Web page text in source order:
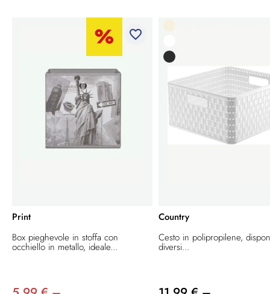
favorite_border
Print
Box pieghevole in stoffa con
occhiello in metallo, ideale...
Country
Cesto in polipropilene,
diversi...